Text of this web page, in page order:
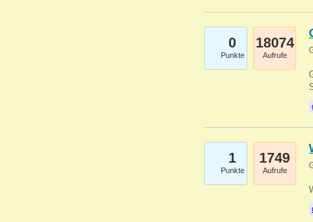
0
Punkte
18074
Aufrufe
1
Punkte
1749
Aufrufe